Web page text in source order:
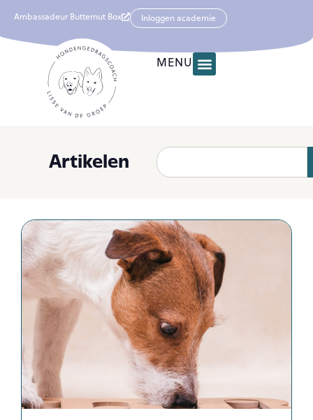
Ambassadeur Butternut Box Inloggen academie
MENU
Artikelen